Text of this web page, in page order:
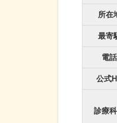
所在
最寄
電話
公式
診療